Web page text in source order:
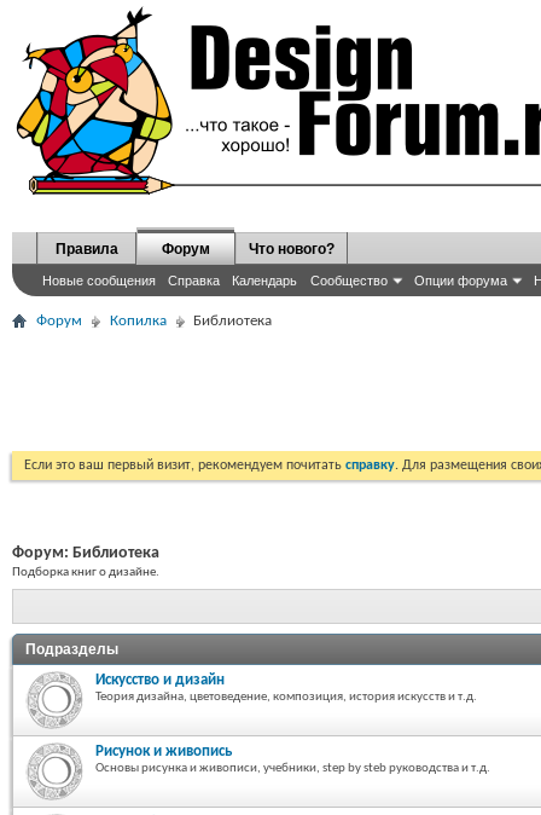
Правила Форум
Новые сообщения Справка Календарь Сообщество Опции форума
Что нового?
Форум Копилка Библиотека
Если это ваш первый визит, рекомендуем почитать справку. Для размещения
Форум: Библиотека
Подборка книг о дизайне.
Подразделы
Искусство и дизайн
Теория дизайна, цветоведение, композиция, история искусств и т.д.
Рисунок и живопись
Основы рисунка и живописи, учебники, step by steb руководства и т.д.